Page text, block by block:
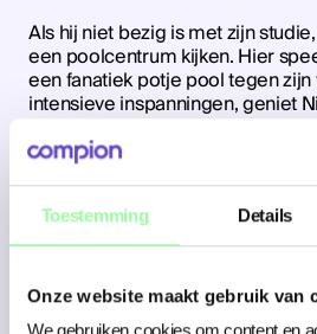
Toestemming Details
Onze website maakt gebruik van
Als hij niet bezig is met zijn
een poolcentrum kijken. Hier
een fanatiek potje pool tegen
intensieve inspanningen, geniet
het kijken van een goede film in
achteruit te liggen. En dat kan
Content-
Myrthe
En dan de laatste maar zeker niet